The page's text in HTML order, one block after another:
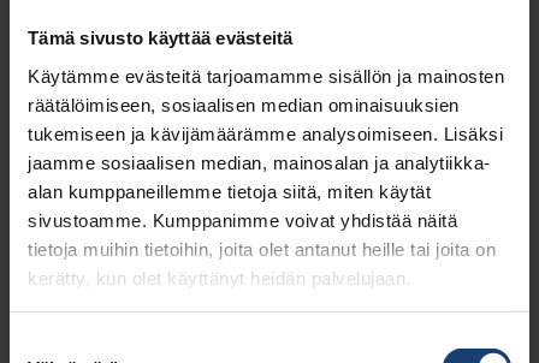
Tämä sivusto käyttää evästeitä
Käytämme evästeitä tarjoamamme sisällön ja mainosten
räätälöimiseen, sosiaalisen median ominaisuuksien
tukemiseen ja kävijämäärämme analysoimiseen. Lisäksi
jaamme sosiaalisen median, mainosalan ja analytiikka-
alan kumppaneillemme tietoja siitä, miten käytät
sivustoamme. Kumppanimme voivat yhdistää näitä
tietoja muihin tietoihin, joita olet antanut heille tai joita on
kerätty, kun olet käyttänyt heidän palvelujaan.
helmikuu, 20211
joulukuu, 20201
marraskuu, 20201
lokakuu, 20201
kesäkuu, 20201
toukokuu, 20202
huhtikuu, 20203
helmikuu, 20201
tammikuu, 20202
marraskuu, 20191